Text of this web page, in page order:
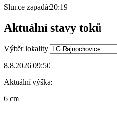
Slunce zapadá:20:19
Aktuální stavy toků
Výběr lokality
8.8.2026 09:50
Aktuální výška:
6 cm